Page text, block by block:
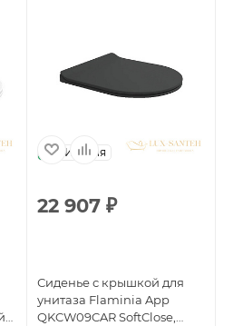
Италия
22 907 ₽
Сиденье с крышкой для
унитаза Flaminia App
QKCW09CAR SoftClose,